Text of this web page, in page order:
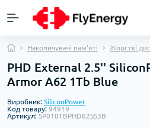
Накопичувачі пам'яті Жорсткі
PHD External 2.5''
Armor A62 1Tb Blue
Виробник: SiliconPower
Код товару: 94919
Артикул: SP010TBPHD62SS3B